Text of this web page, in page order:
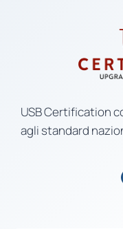
USB Certification
agli standard